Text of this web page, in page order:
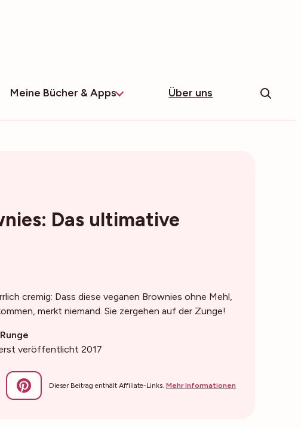
Meine Bücher & Apps Über uns
Das ultimative
cremig: Dass diese veganen Brownies ohne Mehl,
merkt niemand. Sie zergehen auf der Zunge!
veröffentlicht 2017
Dieser Beitrag enthält Affiliate-Links.Mehr Informationen